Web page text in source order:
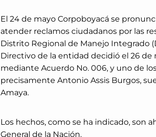
El 24 de mayo Corpoboyacá se
atender reclamos ciudadanos por las
Distrito Regional de Manejo Integrado
Directivo de la entidad decidió el 26
mediante Acuerdo No. 006, y uno de
precisamente Antonio Assis Burgos,
Amaya.
Los hechos, como se ha indicado, son
General de la Nación.